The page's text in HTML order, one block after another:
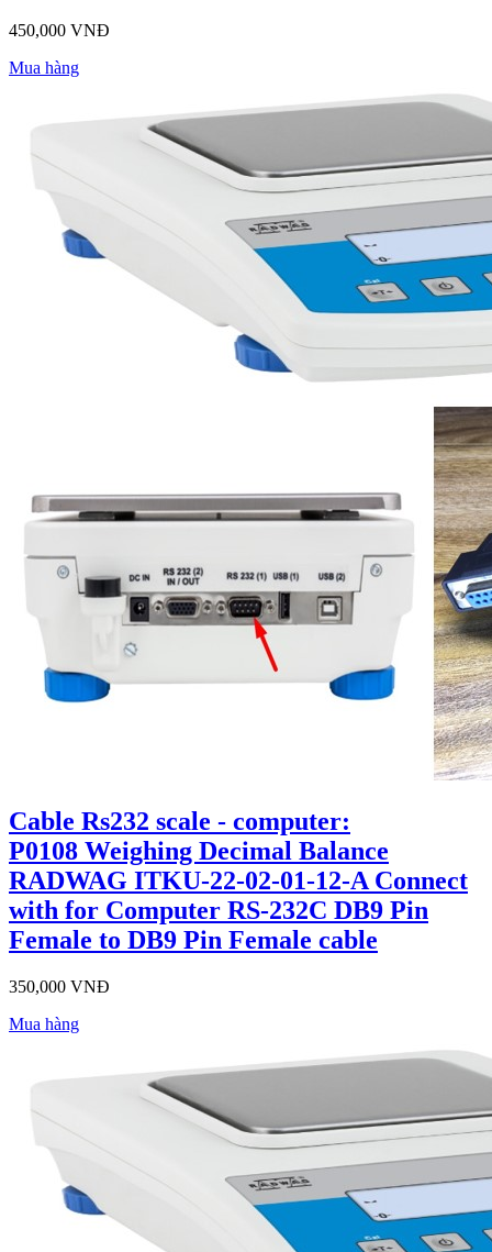
450,000 VNĐ
Mua hàng
Cable Rs232 scale - computer:
P0108 Weighing Decimal Balance
RADWAG ITKU-22-02-01-12-A Connect
with for Computer RS-232C DB9 Pin
Female to DB9 Pin Female cable
350,000 VNĐ
Mua hàng